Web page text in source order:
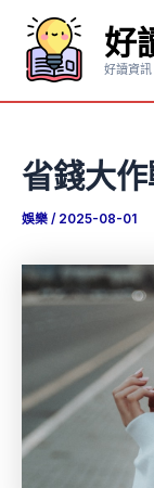
要
好
好讀資
省錢大
娛樂 / 2025-08-01